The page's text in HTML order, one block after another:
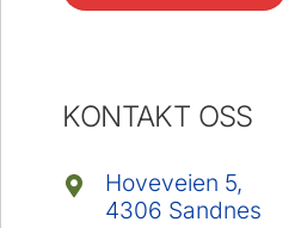
KONTAKT OSS
Hoveveien 5,
4306 Sandnes